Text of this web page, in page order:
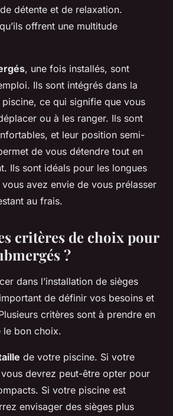
détente et de relaxation.
offrent une multitude
, une fois installés, sont
Ils sont intégrés dans la
ce qui signifie que vous
ou à les ranger. Ils sont
et leur position semi-
de vous détendre tout en
Ils sont idéals pour les longues
vous avez envie de vous prélasser
au frais.
critères de choix pour
?
dans l’installation de sièges
de définir vos besoins et
critères sont à prendre en
bon choix.
de votre piscine. Si votre
devrez peut-être opter pour
Si votre piscine est
envisager des sièges plus